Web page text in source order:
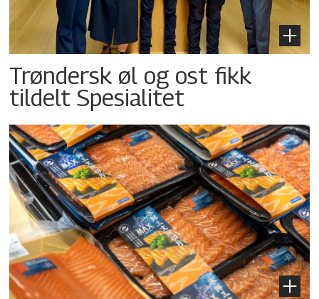
Trøndersk øl og ost fikk
tildelt Spesialitet